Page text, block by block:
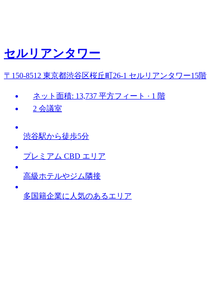
セルリアンタワー
〒150-8512 東京都渋谷区桜丘町26-1 セルリアンタワー15階
ネット面積: 13,737 平方フィート · 1 階
2 会議室
渋谷駅から徒歩5分
プレミアム CBD エリア
高級ホテルやジム隣接
多国籍企業に人気のあるエリア